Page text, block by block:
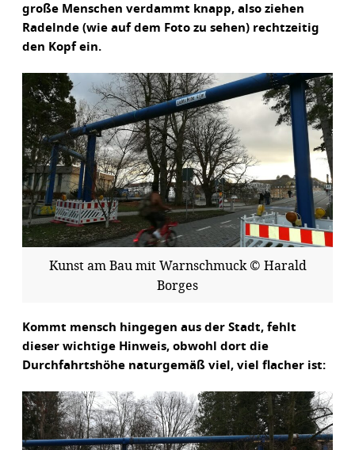
große Menschen verdammt knapp, also ziehen
Radelnde (wie auf dem Foto zu sehen) rechtzeitig
den Kopf ein.
Kunst am Bau mit Warnschmuck © Harald
Borges
Kommt mensch hingegen aus der Stadt, fehlt
dieser wichtige Hinweis, obwohl dort die
Durchfahrtshöhe naturgemäß viel, viel flacher ist: